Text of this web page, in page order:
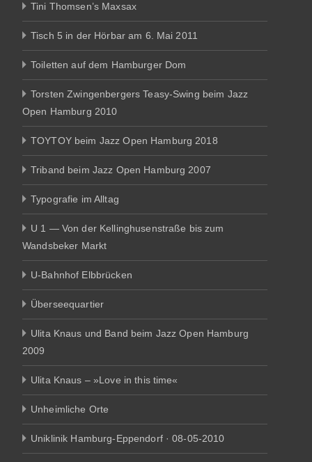
Tini Thomsen’s Maxsax
Tisch 5 in der Hörbar am 6. Mai 2011
Toiletten auf dem Hamburger Dom
Torsten Zwingenbergers Teasy-Swing beim Jazz
Open Hamburg 2010
TOYTOY beim Jazz Open Hamburg 2018
Triband beim Jazz Open Hamburg 2007
Typografie im Alltag
U 1 — Von der Kellinghusenstraße bis zum
Wandsbeker Markt
U-Bahnhof Elbbrücken
Überseequartier
Ulita Knaus und Band beim Jazz Open Hamburg
2009
Ulita Knaus – »Love in this time«
Unheimliche Orte
Uniklinik Hamburg-Eppendorf · 08-05-2010